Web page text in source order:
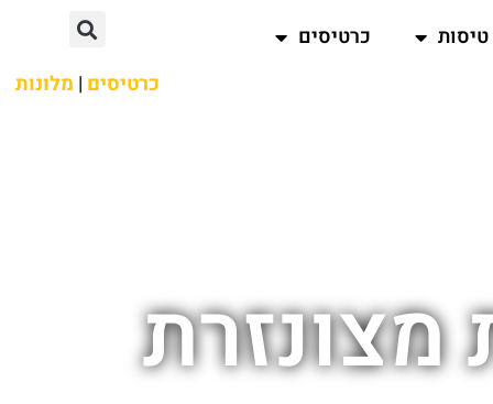
טיסות
כרטיסים
כרטיסים | מלונות
מצונזרת